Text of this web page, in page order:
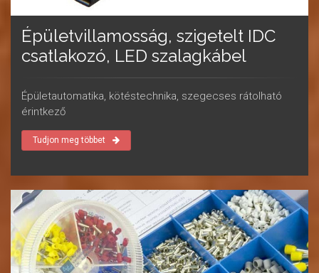
Épületvillamosság, szigetelt IDC
csatlakozó, LED szalagkábel
Épületautomatika, kötéstechnika, szegecses rátolható
érintkező
Tudjon meg többet